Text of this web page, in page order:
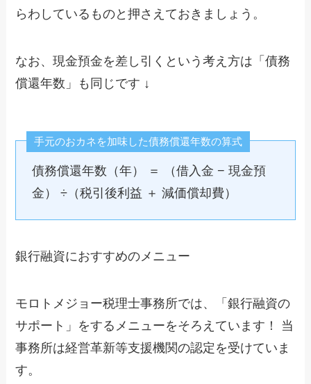
らわしているものと押さえておきましょう。
なお、現金預金を差し引くという考え方は「債務
償還年数」も同じです ↓
手元のおカネを加味した債務償還年数の算式
債務償還年数（年） ＝ （借入金 − 現金預
金） ÷（税引後利益 ＋ 減価償却費）
銀行融資におすすめのメニュー
モロトメジョー税理士事務所では、「銀行融資の
サポート」をするメニューをそろえています！ 当
事務所は経営革新等支援機関の認定を受けていま
す。